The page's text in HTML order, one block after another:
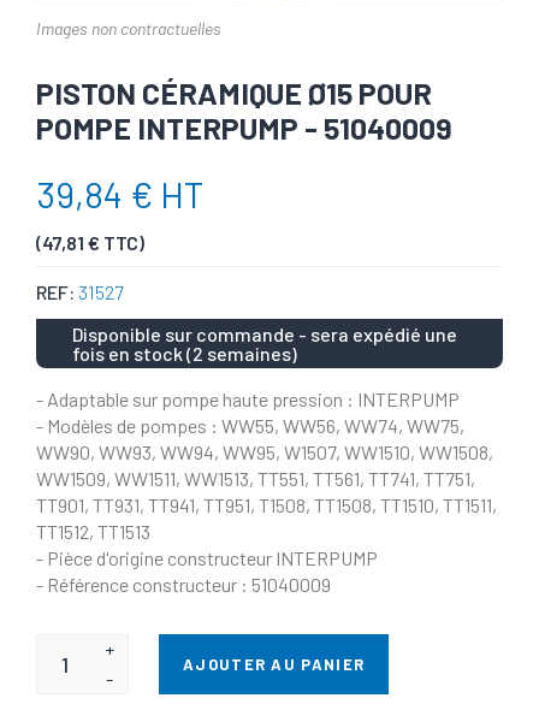
Images non contractuelles
PISTON CÉRAMIQUE Ø15 POUR
POMPE INTERPUMP - 51040009
39,84 € HT
(47,81 € TTC)
REF: 31527
Disponible sur commande - sera expédié une
fois en stock (2 semaines)
- Adaptable sur pompe haute pression : INTERPUMP
- Modèles de pompes : WW55, WW56, WW74, WW75,
WW90, WW93, WW94, WW95, W1507, WW1510, WW1508,
WW1509, WW1511, WW1513, TT551, TT561, TT741, TT751,
TT901, TT931, TT941, TT951, T1508, TT1508, TT1510, TT1511,
TT1512, TT1513
- Pièce d'origine constructeur INTERPUMP
- Référence constructeur : 51040009
+
-
AJOUTER AU PANIER